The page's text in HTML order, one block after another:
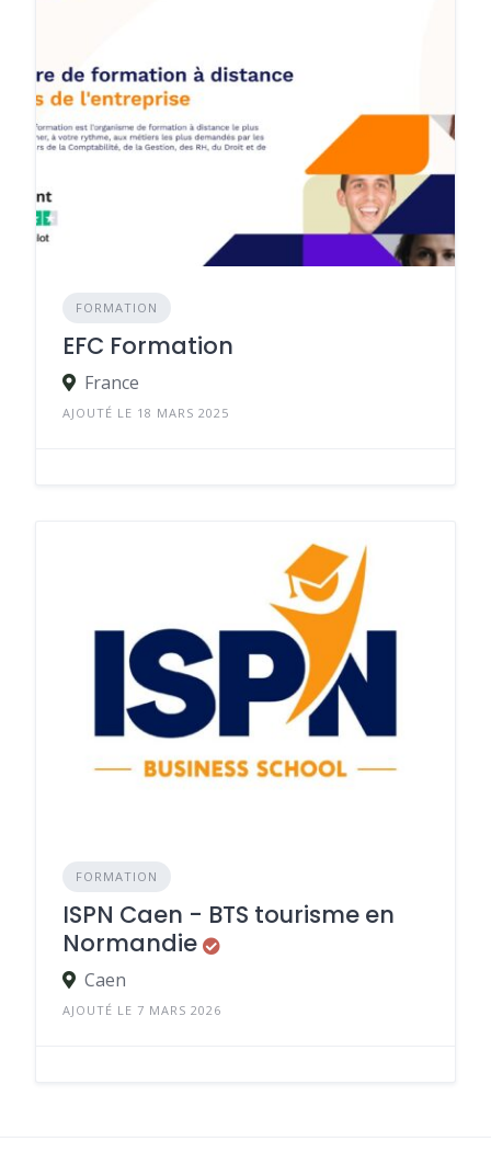
FORMATION
EFC Formation
France
AJOUTÉ LE 18 MARS 2025
FORMATION
ISPN Caen - BTS tourisme en
Normandie
Caen
AJOUTÉ LE 7 MARS 2026